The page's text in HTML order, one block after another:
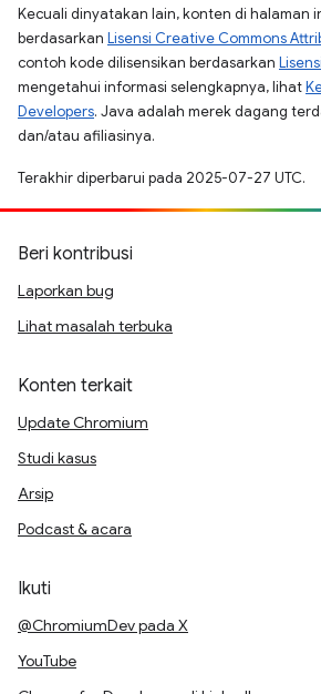
Kecuali dinyatakan lain, konten di halaman
berdasarkan Lisensi Creative Commons
contoh kode dilisensikan berdasarkan
mengetahui informasi selengkapnya, lihat
Developers. Java adalah merek dagang
dan/atau afiliasinya.
Terakhir diperbarui pada 2025-07-27 UTC.
Beri kontribusi
Laporkan bug
Lihat masalah terbuka
Konten terkait
Update Chromium
Studi kasus
Arsip
Podcast & acara
Ikuti
@ChromiumDev pada X
YouTube